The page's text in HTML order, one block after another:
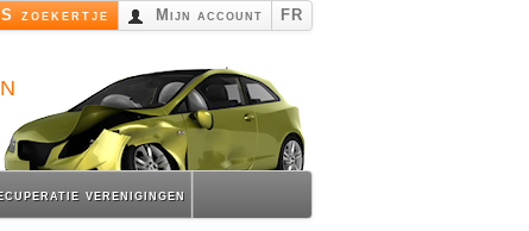
zoekertje Mijn account FR
verenigingen